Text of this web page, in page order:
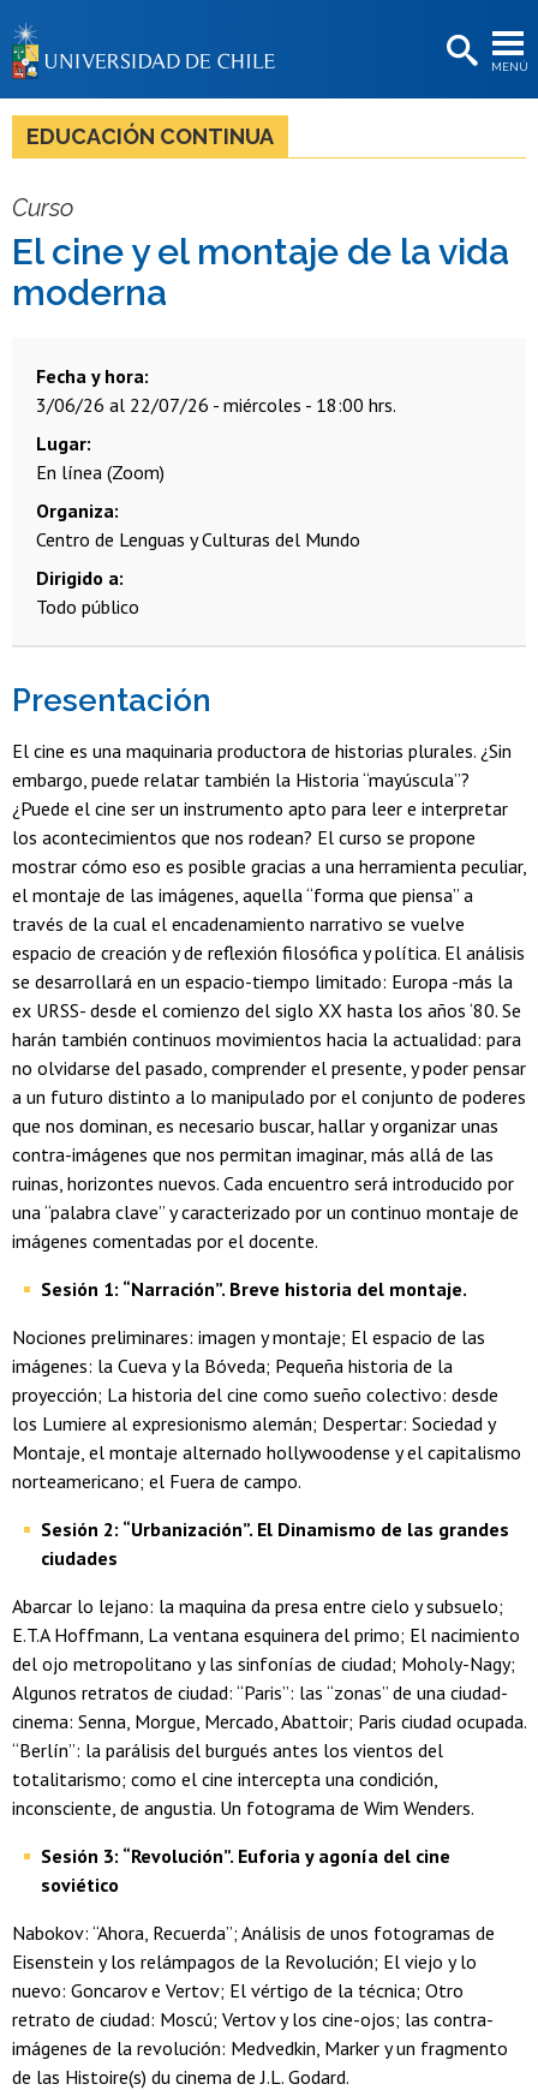
MENÚ
BIBLIOTECAS
LA UNIVERSIDAD
Académicas/os
EDUCACIÓN CONTINUA
Curso
El cine y el montaje de la vida
moderna
Fecha y hora
3/06/26 al 22/07/26 - miércoles - 18:00 hrs.
Lugar
En línea (Zoom)
Organiza
Centro de Lenguas y Culturas del Mundo
Dirigido a
Todo público
Presentación
El cine es una maquinaria productora de historias plurales. ¿Sin
embargo, puede relatar también la Historia “mayúscula”?
¿Puede el cine ser un instrumento apto para leer e interpretar
los acontecimientos que nos rodean? El curso se propone
mostrar cómo eso es posible gracias a una herramienta peculiar,
el montaje de las imágenes, aquella “forma que piensa” a
través de la cual el encadenamiento narrativo se vuelve
espacio de creación y de reflexión filosófica y política. El análisis
se desarrollará en un espacio-tiempo limitado: Europa -más la
ex URSS- desde el comienzo del siglo XX hasta los años ‘80. Se
harán también continuos movimientos hacia la actualidad: para
no olvidarse del pasado, comprender el presente, y poder pensar
a un futuro distinto a lo manipulado por el conjunto de poderes
que nos dominan, es necesario buscar, hallar y organizar unas
contra-imágenes que nos permitan imaginar, más allá de las
ruinas, horizontes nuevos. Cada encuentro será introducido por
una “palabra clave” y caracterizado por un continuo montaje de
imágenes comentadas por el docente.
Sesión 1: “Narración”. Breve historia del montaje.
Nociones preliminares: imagen y montaje; El espacio de las
imágenes: la Cueva y la Bóveda; Pequeña historia de la
proyección; La historia del cine como sueño colectivo: desde
los Lumiere al expresionismo alemán; Despertar: Sociedad y
Montaje, el montaje alternado hollywoodense y el capitalismo
norteamericano; el Fuera de campo.
Sesión 2: “Urbanización”. El Dinamismo de las grandes
ciudades
Abarcar lo lejano: la maquina da presa entre cielo y subsuelo;
E.T.A Hoffmann, La ventana esquinera del primo; El nacimiento
del ojo metropolitano y las sinfonías de ciudad; Moholy-Nagy;
Algunos retratos de ciudad: “Paris”: las “zonas” de una ciudad-
cinema: Senna, Morgue, Mercado, Abattoir; Paris ciudad ocupada.
“Berlín”: la parálisis del burgués antes los vientos del
totalitarismo; como el cine intercepta una condición,
inconsciente, de angustia. Un fotograma de Wim Wenders.
Sesión 3: “Revolución”. Euforia y agonía del cine
soviético
Nabokov: “Ahora, Recuerda”; Análisis de unos fotogramas de
Eisenstein y los relámpagos de la Revolución; El viejo y lo
nuevo: Goncarov e Vertov; El vértigo de la técnica; Otro
retrato de ciudad: Moscú; Vertov y los cine-ojos; las contra-
imágenes de la revolución: Medvedkin, Marker y un fragmento
de las Histoire(s) du cinema de J.L. Godard.